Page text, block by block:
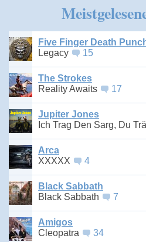
Five Finger Death
Legacy
15
The Strokes
Reality Awaits
17
Jupiter Jones
Ich Trag Den Sarg, Du
Arca
XXXXX
4
Black Sabbath
Black Sabbath
7
Amigos
Cleopatra
34